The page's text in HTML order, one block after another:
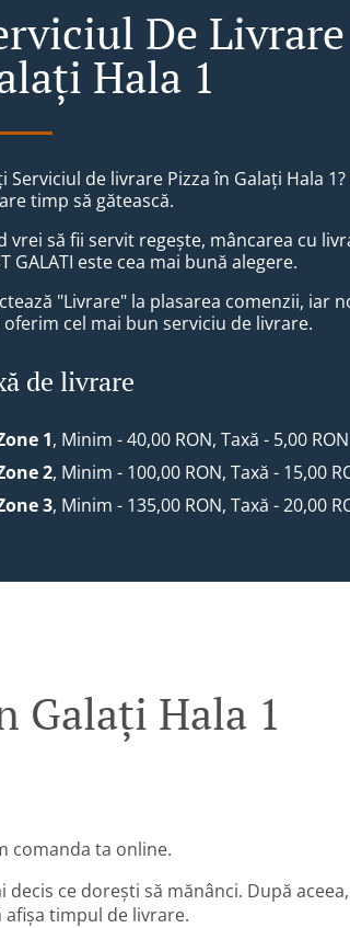
De
Hala 1
Serviciul de livrare Pizza în Galați Hala
timp să gătească.
vrei să fii servit regește, mâncarea cu
GALATI este cea mai bună alegere.
"Livrare" la plasarea comenzii, iar
oferim cel mai bun serviciu de livrare.
de livrare
1, Minim - 40,00 RON, Taxă - 5,00 RON
2, Minim - 100,00 RON, Taxă - 15,00
3, Minim - 135,00 RON, Taxă - 20,00
Galați Hala 1
comanda ta online.
ce dorești să mănânci. După aceea,
timpul de livrare.